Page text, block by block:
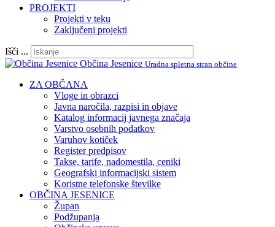
PROJEKTI
Projekti v teku
Zaključeni projekti
Išči ...
Občina Jesenice Uradna spletna stran občine
ZA OBČANA
Vloge in obrazci
Javna naročila, razpisi in objave
Katalog informacij javnega značaja
Varstvo osebnih podatkov
Varuhov kotiček
Register predpisov
Takse, tarife, nadomestila, ceniki
Geografski informacijski sistem
Koristne telefonske številke
OBČINA JESENICE
Župan
Podžupanja